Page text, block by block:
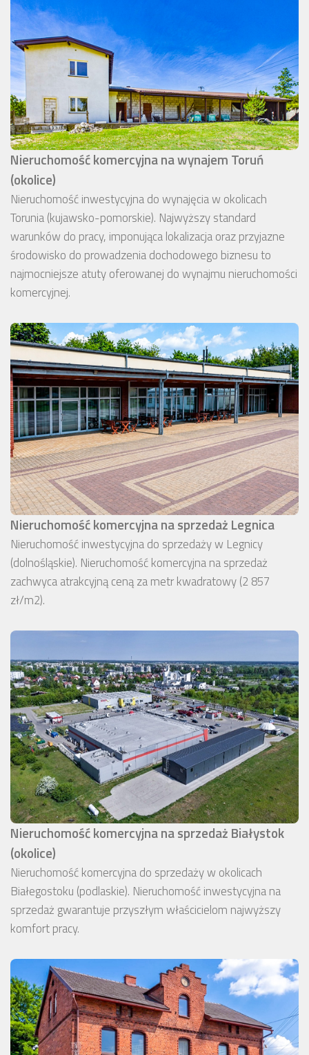
Nieruchomość komercyjna na wynajem Toruń
(okolice)
Nieruchomość inwestycyjna do wynajęcia w okolicach
Torunia (kujawsko-pomorskie). Najwyższy standard
warunków do pracy, imponująca lokalizacja oraz przyjazne
środowisko do prowadzenia dochodowego biznesu to
najmocniejsze atuty oferowanej do wynajmu nieruchomości
komercyjnej.
Nieruchomość komercyjna na sprzedaż Legnica
Nieruchomość inwestycyjna do sprzedaży w Legnicy
(dolnośląskie). Nieruchomość komercyjna na sprzedaż
zachwyca atrakcyjną ceną za metr kwadratowy (2 857
zł/m2).
Nieruchomość komercyjna na sprzedaż Białystok
(okolice)
Nieruchomość komercyjna do sprzedaży w okolicach
Białegostoku (podlaskie). Nieruchomość inwestycyjna na
sprzedaż gwarantuje przyszłym właścicielom najwyższy
komfort pracy.